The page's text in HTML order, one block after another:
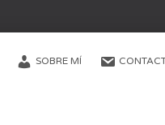
SOBRE MÍ